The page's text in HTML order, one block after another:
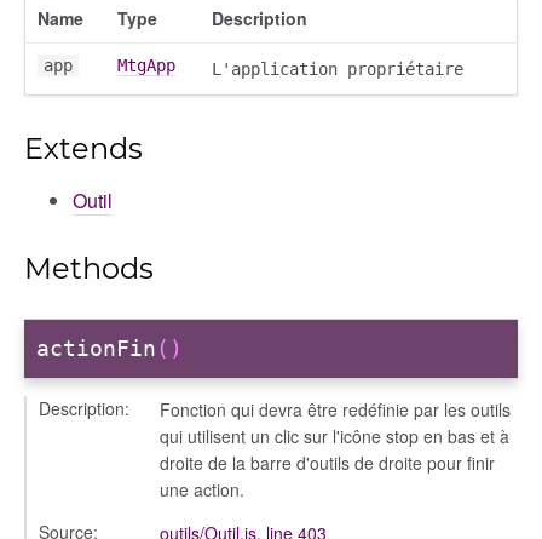
Name Type Description
app MtgApp L'application propriétaire
Extends
Outil
Methods
actionFin()
Description:
Fonction qui devra être redéfinie par les outils
qui utilisent un clic sur l'icône stop en bas et à
droite de la barre d'outils de droite pour finir
une action.
Source:
outils/Outil.js, line 403